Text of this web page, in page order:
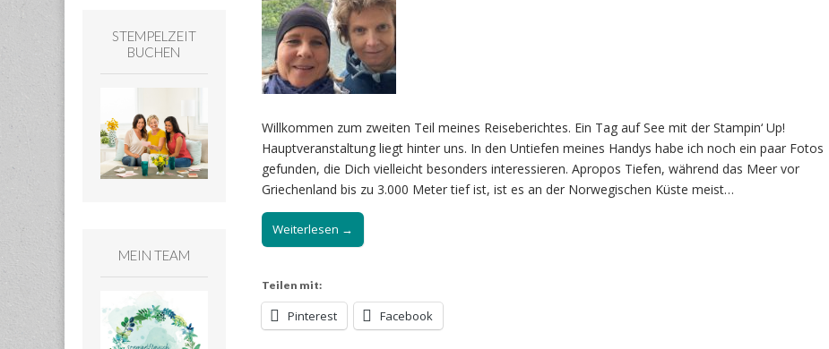
Willkommen zum zweiten Teil meines Reiseberichtes. Ein Tag auf See mit der Stampin‘ Up!
Hauptveranstaltung liegt hinter uns. In den Untiefen meines Handys habe ich noch ein paar Fotos
gefunden, die Dich vielleicht besonders interessieren. Apropos Tiefen, während das Meer vor
Griechenland bis zu 3.000 Meter tief ist, ist es an der Norwegischen Küste meist…
Weiterlesen →
Teilen mit:
Pinterest Facebook
STEMPELZEIT
BUCHEN
MEIN TEAM